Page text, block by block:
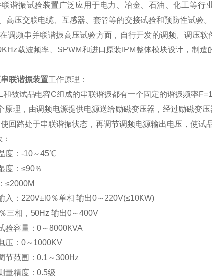
谐振试验装置广泛应用于电力、冶金、石油、化工等行
高压交联电缆、互感器、套管等的交接试验和预防性试验。
调频串并联谐振高压试验方面，自行开发的调频、调压
载波频率、SPWM和进口原装IPM整体模块设计，制
联谐振装置工作原理：
被试品电容C组成的串联谐振都有一个固定的谐振频率
原理，由调频电源提供电源送给励磁变压器，经过励磁变
回路处于串联谐振状态，再调节调频电源输出电压，使试
度：-10～45℃
度：≤90％
≤2000M
入：220V±l0％单相 输出0～220V(≤10KW)
三相，50Hz 输出0～400V
验容量：0～8000KVA
压：0～1000KV
节范围：0.1～300Hz
量精度：0.5级